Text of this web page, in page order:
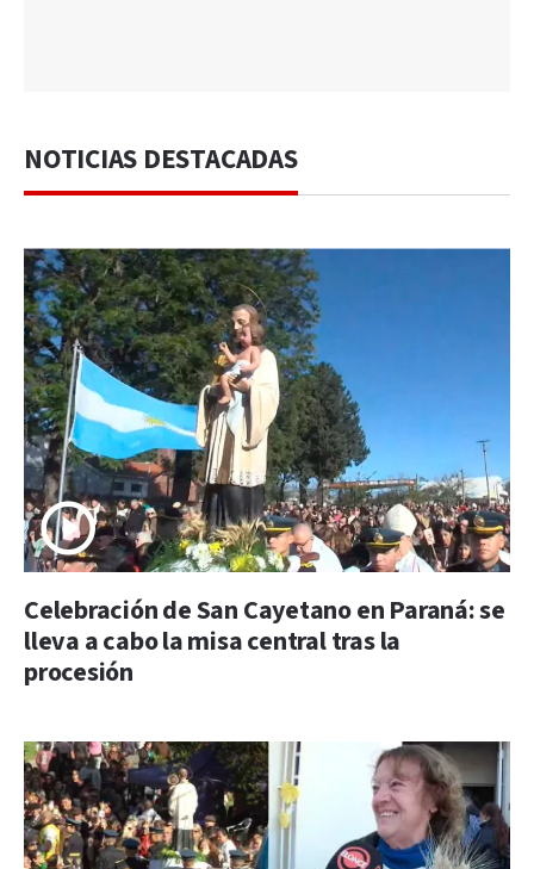
NOTICIAS DESTACADAS
Celebración de San Cayetano en Paraná: se
lleva a cabo la misa central tras la
procesión